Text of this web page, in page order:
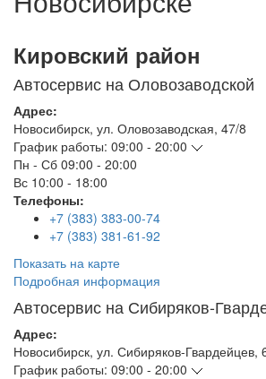
Кировский район
Автосервис на Оловозаводской
Адрес:
Новосибирск, ул. Оловозаводская, 47/8
График работы: 09:00 - 20:00
Пн - Сб 09:00 - 20:00
Вс 10:00 - 18:00
Телефоны:
+7 (383) 383-00-74
+7 (383) 381-61-92
Показать на карте
Подробная информация
Автосервис на Сибиряков-
Адрес:
Новосибирск, ул. Сибиряков-Гвардейцев,
График работы: 09:00 - 20:00